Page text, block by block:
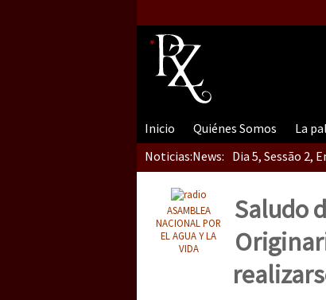
Inicio Quiénes Somos La
Noticias:News: Dia 5, Sessão 2,
Dia 5, sessão 1,
Dia 4 –
ASAMBLEA
NACIONAL POR
EL AGUA Y LA
VIDA
Saludo